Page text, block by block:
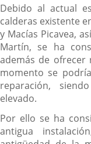
Debido al actual
calderas existente
y Macías Picavea,
Martín, se ha
además de ofrecer
momento se
reparación,
elevado.
Por ello se ha
antigua